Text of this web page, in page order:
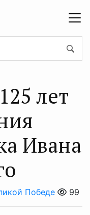
лет
Ивана
Победе 99